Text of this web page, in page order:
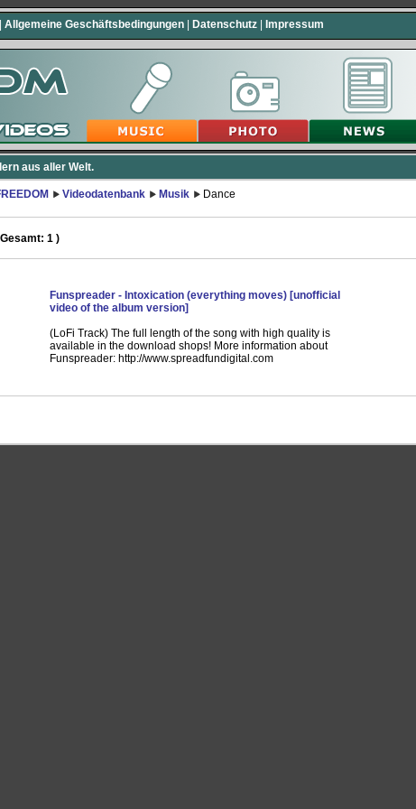
Allgemeine Geschäftsbedingungen Datenschutz Impressum
aus aller Welt.
Videodatenbank Musik Dance
1 )
Funspreader - Intoxication (everything moves) [unofficial
video of the album version]
(LoFi Track) The full length of the song with high quality is
available in the download shops! More information about
Funspreader: http://www.spreadfundigital.com